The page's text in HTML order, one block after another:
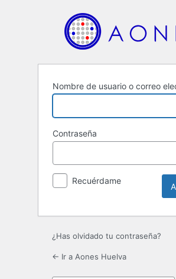
Nombre de usuario o correo
Contraseña
Recuérdame
¿Has olvidado tu contraseña?
← Ir a Aones Huelva